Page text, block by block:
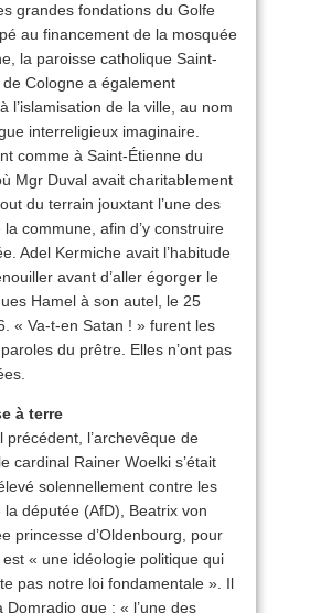
grandes fondations du Golfe
au financement de la mosquée
la paroisse catholique Saint-
Cologne a également
l’islamisation de la ville, au nom
interreligieux imaginaire.
comme à Saint-Étienne du
Mgr Duval avait charitablement
du terrain jouxtant l’une des
la commune, afin d’y construire
Adel Kermiche avait l’habitude
avant d’aller égorger le
Hamel à son autel, le 25
« Va-t-en Satan ! » furent les
du prêtre. Elles n’ont pas
à terre
précédent, l’archevêque de
cardinal Rainer Woelki s’était
solennellement contre les
la députée (AfD), Beatrix von
princesse d’Oldenbourg, pour
est « une idéologie politique qui
pas notre loi fondamentale ». Il
Domradio que : « l’une des